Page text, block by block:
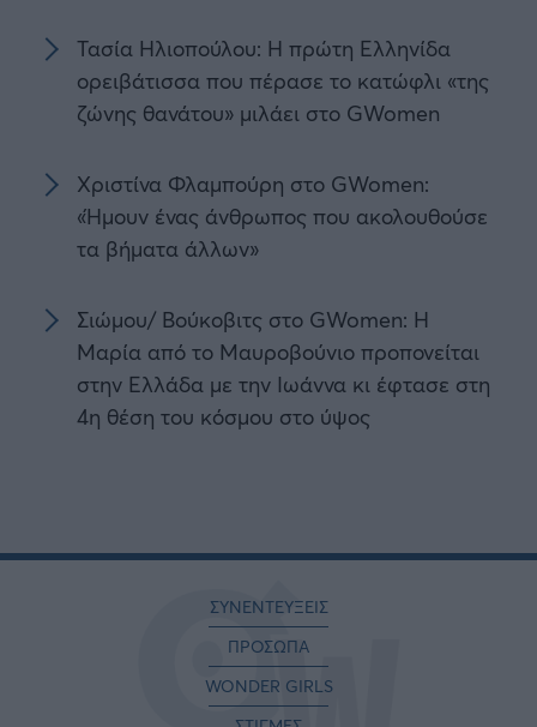
Τασία Ηλιοπούλου: Η πρώτη Ελληνίδα
ορειβάτισσα που πέρασε το κατώφλι «της
ζώνης θανάτου» μιλάει στο GWomen
Χριστίνα Φλαμπούρη στο GWomen:
«Ήμουν ένας άνθρωπος που ακολουθούσε
τα βήματα άλλων»
Σιώμου/ Βούκοβιτς στο GWomen: Η
Μαρία από το Μαυροβούνιο προπονείται
στην Ελλάδα με την Ιωάννα κι έφτασε στη
4η θέση του κόσμου στο ύψος
ΣΥΝΕΝΤΕΥΞΕΙΣ
ΠΡΟΣΩΠΑ
WONDER GIRLS